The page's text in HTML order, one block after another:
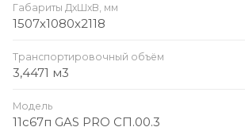
Габариты ДхШхВ, мм
1507х1080х2118
Транспортировочный объём
3,4471 м3
Модель
11с67п GAS PRO СП.00.3